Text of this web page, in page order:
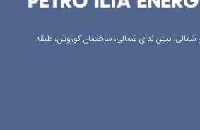
شمالی، نبش ندای شمالی، ساختمان کوروش، طبقه